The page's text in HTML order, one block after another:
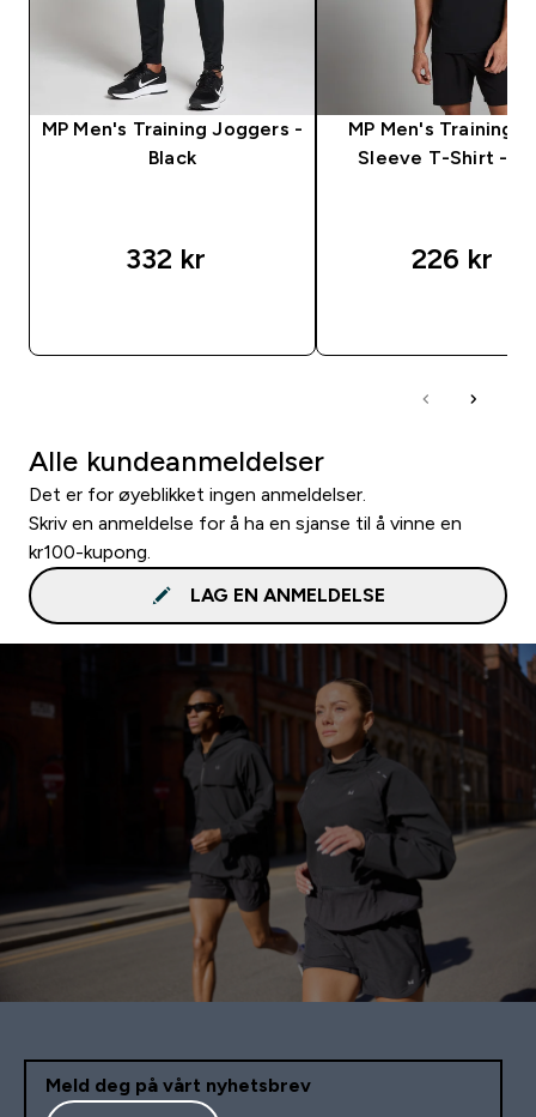
MP Men's Training Joggers -
Black
332 kr‎
MP Men's Training
Sleeve T-Shirt -
226 kr‎
Alle kundeanmeldelser
Det er for øyeblikket ingen anmeldelser.
Skriv en anmeldelse for å ha en sjanse til å vinne en
kr100-kupong.
LAG EN ANMELDELSE
Meld deg på vårt nyhetsbrev